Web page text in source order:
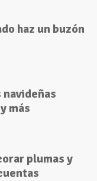
haz un buzón
más
plumas y